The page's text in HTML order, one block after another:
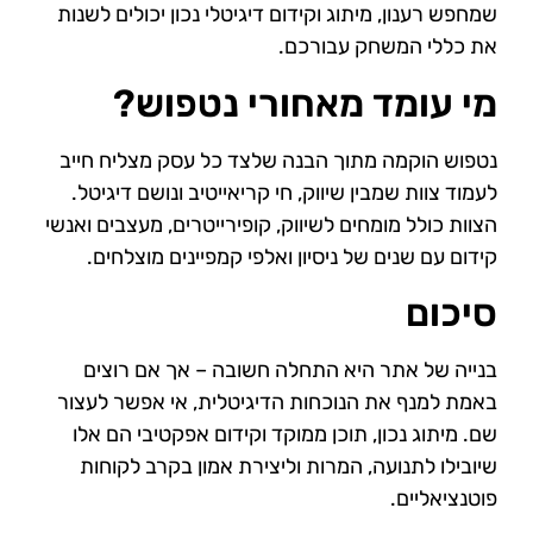
שמחפש רענון, מיתוג וקידום דיגיטלי נכון יכולים לשנות
את כללי המשחק עבורכם.
מי עומד מאחורי נטפוש?
נטפוש הוקמה מתוך הבנה שלצד כל עסק מצליח חייב
לעמוד צוות שמבין שיווק, חי קריאייטיב ונושם דיגיטל.
הצוות כולל מומחים לשיווק, קופירייטרים, מעצבים ואנשי
קידום עם שנים של ניסיון ואלפי קמפיינים מוצלחים.
סיכום
בנייה של אתר היא התחלה חשובה – אך אם רוצים
באמת למנף את הנוכחות הדיגיטלית, אי אפשר לעצור
שם. מיתוג נכון, תוכן ממוקד וקידום אפקטיבי הם אלו
שיובילו לתנועה, המרות וליצירת אמון בקרב לקוחות
פוטנציאליים.